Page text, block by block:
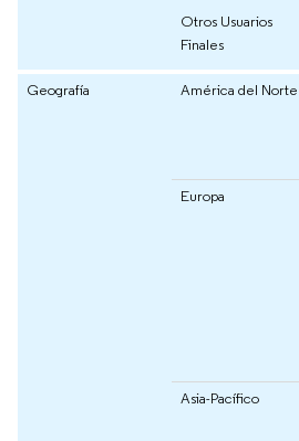
Otros Usuarios
Finales
Geografía América del Norte
Europa
Asia-Pacífico